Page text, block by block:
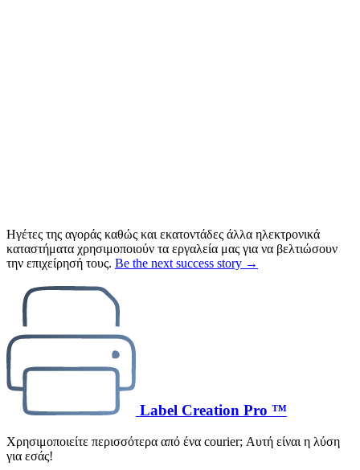
Ηγέτες της αγοράς καθώς και εκατοντάδες άλλα ηλεκτρονικά
καταστήματα χρησιμοποιούν τα εργαλεία μας για να βελτιώσουν
την επιχείρησή τους. Be the next success story →
Label Creation Pro ™
Χρησιμοποιείτε περισσότερα από ένα courier; Αυτή είναι η λύση
για εσάς!